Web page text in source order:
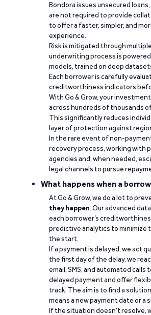
Bondora issues unsecured
are not required to provide
to offer a faster, simpler, and
experience.
Risk is mitigated through
underwriting process is
models, trained on deep
Each borrower is carefully
creditworthiness indicators
With Go & Grow, your
across hundreds of thousands
This significantly reduces
layer of protection against
In the rare event of non-
recovery process, working with
agencies and, when needed,
legal channels to pursue
What happens when a
At Go & Grow, we do a lot to
they happen. Our advanced
each borrower’s
predictive analytics to minimize
the start.
If a payment is delayed, we act
the first day of the delay, we
email, SMS, and automated
delayed payment and offer
track. The aim is to find a
means a new payment date or
If the situation doesn’t resolve,